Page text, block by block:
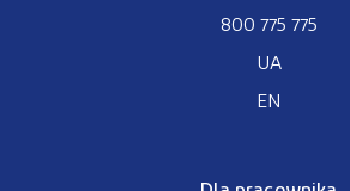
800 775 775
UA
EN